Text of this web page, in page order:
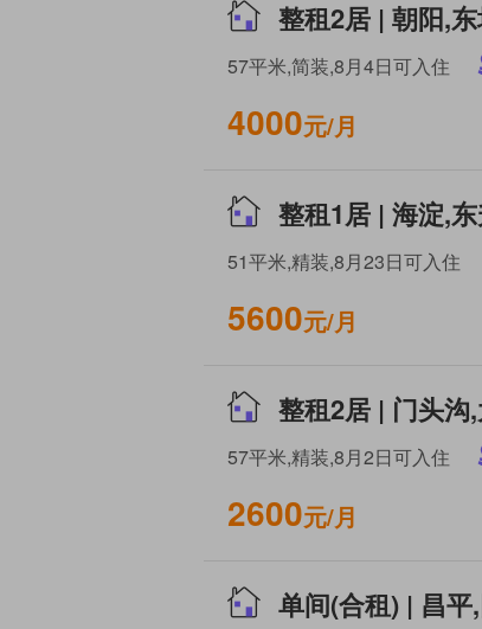
57平米,简装,8月4日可入住
4000元/月
51平米,精装,8月23日可入住
5600元/月
57平米,精装,8月2日可入住
2600元/月